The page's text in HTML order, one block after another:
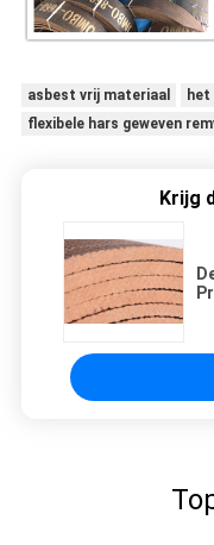
asbest vrij materiaal
het
flexibele hars geweven
Krijg